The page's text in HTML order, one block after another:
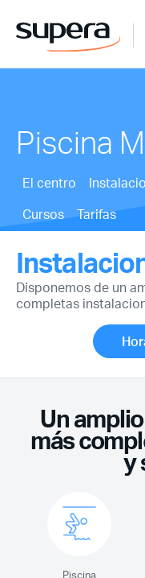
Piscina
El centro
Cursos
Tarifas
Disponemos de un
completas
Un
más
y
Piscina